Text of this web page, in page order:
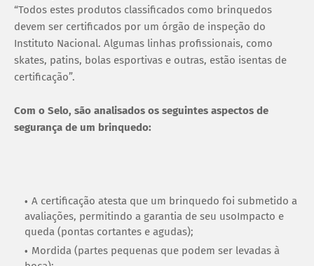
“Todos estes produtos classificados como brinquedos
devem ser certificados por um órgão de inspeção do
Instituto Nacional. Algumas linhas profissionais, como
skates, patins, bolas esportivas e outras, estão isentas de
certificação”.
Com o Selo, são analisados os seguintes aspectos de
segurança de um brinquedo:
A certificação atesta que um brinquedo foi submetido a
avaliações, permitindo a garantia de seu usoImpacto e
queda (pontas cortantes e agudas);
Mordida (partes pequenas que podem ser levadas à